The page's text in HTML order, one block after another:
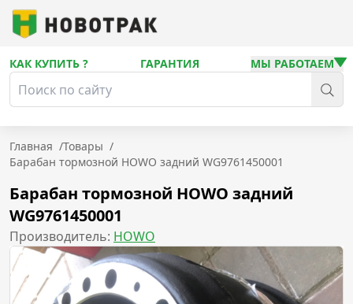
КАК КУПИТЬ ? ГАРАНТИЯ МЫ РАБОТАЕМ
Главная /Товары /
Барабан тормозной HOWO задний WG9761450001
Барабан тормозной HOWO задний
WG9761450001
Производитель: HOWO